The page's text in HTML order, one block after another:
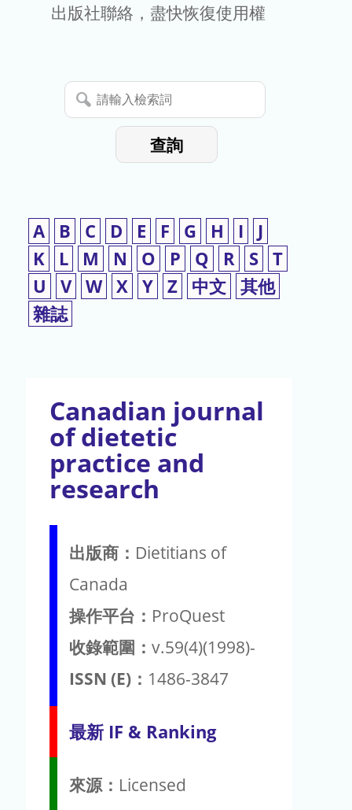
期
暫
停
出版社聯絡，盡快恢復使用權
請
輸
查詢
A B C D E F G H I
J
K
L M N O P Q R S T
U
V W X Y Z 中文 其他
雜誌
Canadian journal
of dietetic
practice and
research
出版商： Dietitians of
Canada
操作平台： ProQuest
收錄範圍： v.59(4)(1998)-
ISSN (E)： 1486-3847
最新 IF & Ranking
來源： Licensed